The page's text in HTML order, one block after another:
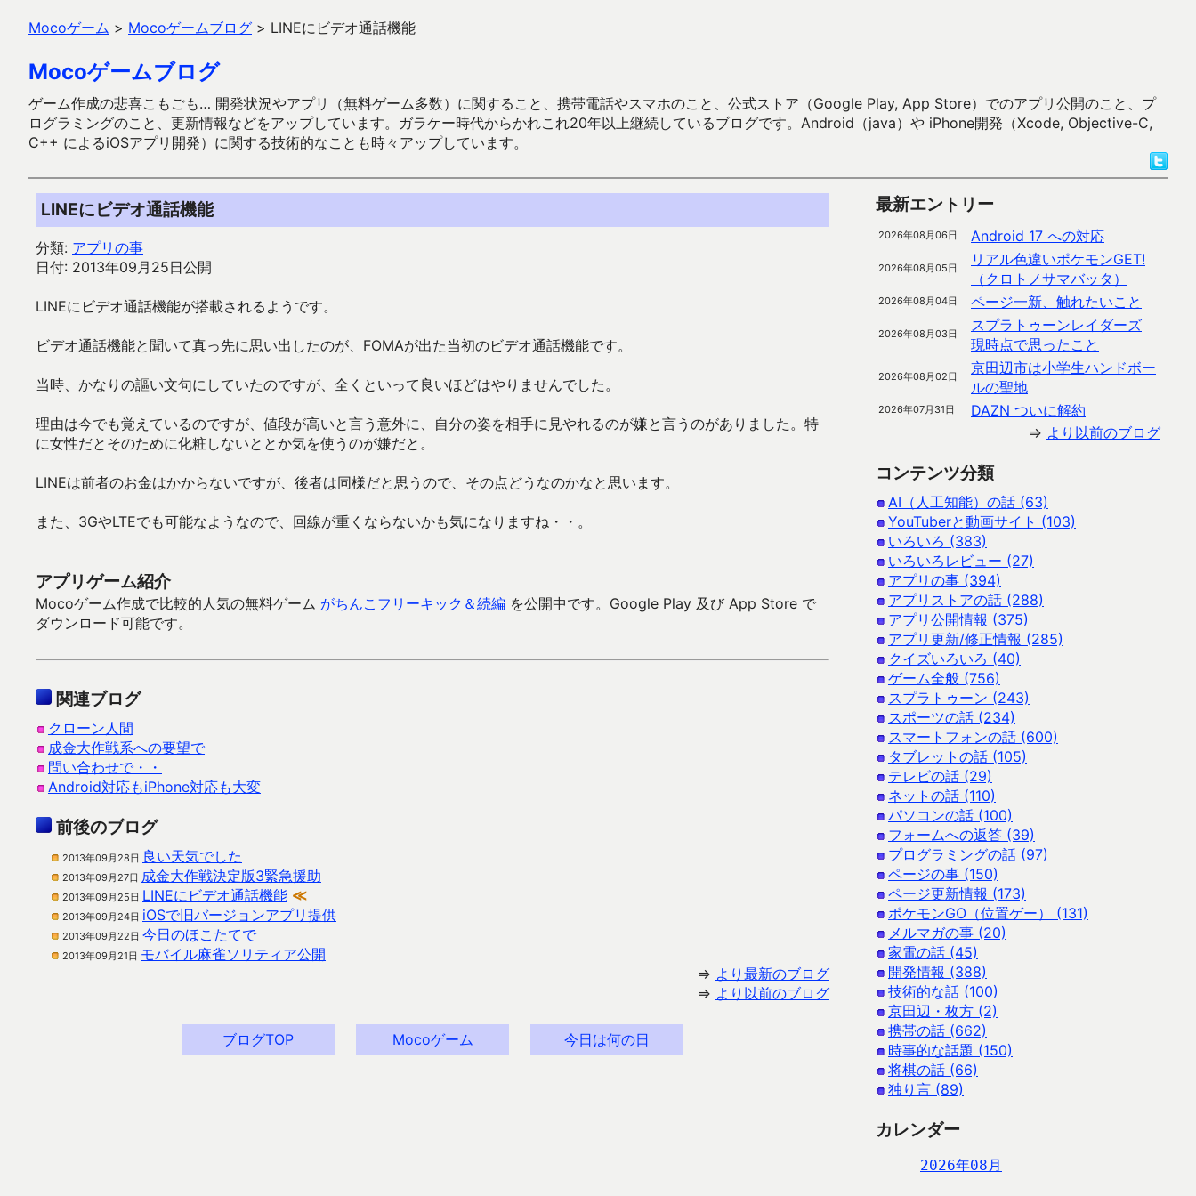
Mocoゲーム > Mocoゲームブログ > LINEにビデオ通話機能
Mocoゲームブログ
ゲーム作成の悲喜こもごも… 開発状況やアプリ（無料ゲーム多数）に関すること、携帯電話やスマホのこと、公式ストア（Google Play, App Store）でのアプリ公開のこと、プ
ログラミングのこと、更新情報などをアップしています。ガラケー時代からかれこれ20年以上継続しているブログです。Android（java）や iPhone開発（Xcode, Objective-C,
C++ によるiOSアプリ開発）に関する技術的なことも時々アップしています。
LINEにビデオ通話機能
分類: アプリの事
日付: 2013年09月25日公開
LINEにビデオ通話機能が搭載されるようです。
ビデオ通話機能と聞いて真っ先に思い出したのが、FOMAが出た当初のビデオ通話機能です。
当時、かなりの謳い文句にしていたのですが、全くといって良いほどはやりませんでした。
理由は今でも覚えているのですが、値段が高いと言う意外に、自分の姿を相手に見やれるのが嫌と言うのがありました。特
に女性だとそのために化粧しないととか気を使うのが嫌だと。
LINEは前者のお金はかからないですが、後者は同様だと思うので、その点どうなのかなと思います。
また、3GやLTEでも可能なようなので、回線が重くならないかも気になりますね・・。
アプリゲーム紹介
Mocoゲーム作成で比較的人気の無料ゲーム がちんこフリーキック＆続編 を公開中です。Google Play 及び App Store で
ダウンロード可能です。
関連ブログ
クローン人間
成金大作戦系への要望で
問い合わせで・・
Android対応もiPhone対応も大変
前後のブログ
2013年09月28日 良い天気でした
2013年09月27日 成金大作戦決定版3緊急援助
2013年09月25日 LINEにビデオ通話機能 ≪
2013年09月24日 iOSで旧バージョンアプリ提供
2013年09月22日 今日のほこたてで
2013年09月21日 モバイル麻雀ソリティア公開
⇒ より最新のブログ
⇒ より以前のブログ
ブログTOP Mocoゲーム 今日は何の日
最新エントリー
2026年08月06日 Android 17 への対応
2026年08月05日
リアル色違いポケモンGET!
（クロトノサマバッタ）
2026年08月04日 ページ一新、触れたいこと
2026年08月03日
スプラトゥーンレイダーズ
現時点で思ったこと
2026年08月02日
京田辺市は小学生ハンドボー
ルの聖地
2026年07月31日
DAZN ついに解約
⇒ より以前のブログ
コンテンツ分類
AI（人工知能）の話 (63)
YouTuberと動画サイト (103)
いろいろ (383)
いろいろレビュー (27)
アプリの事 (394)
アプリストアの話 (288)
アプリ公開情報 (375)
アプリ更新/修正情報 (285)
クイズいろいろ (40)
ゲーム全般 (756)
スプラトゥーン (243)
スポーツの話 (234)
スマートフォンの話 (600)
タブレットの話 (105)
テレビの話 (29)
ネットの話 (110)
パソコンの話 (100)
フォームへの返答 (39)
プログラミングの話 (97)
ページの事 (150)
ページ更新情報 (173)
ポケモンGO（位置ゲー） (131)
メルマガの事 (20)
家電の話 (45)
開発情報 (388)
技術的な話 (100)
京田辺・枚方 (2)
携帯の話 (662)
時事的な話題 (150)
将棋の話 (66)
独り言 (89)
カレンダー
2026年08月